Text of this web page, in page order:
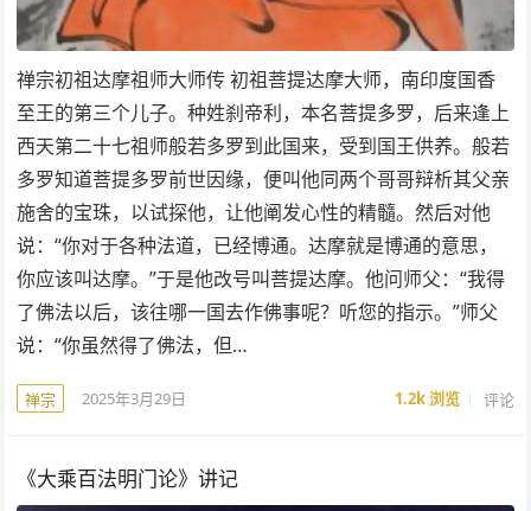
禅宗初祖达摩祖师大师传 初祖菩提达摩大师，南印度国香
至王的第三个儿子。种姓刹帝利，本名菩提多罗，后来逢上
西天第二十七祖师般若多罗到此国来，受到国王供养。般若
多罗知道菩提多罗前世因缘，便叫他同两个哥哥辩析其父亲
施舍的宝珠，以试探他，让他阐发心性的精髓。然后对他
说：“你对于各种法道，已经博通。达摩就是博通的意思，
你应该叫达摩。”于是他改号叫菩提达摩。他问师父：“我得
了佛法以后，该往哪一国去作佛事呢？听您的指示。”师父
说：“你虽然得了佛法，但…
禅宗 2025年3月29日 1.2k浏览 评论
《大乘百法明门论》讲记